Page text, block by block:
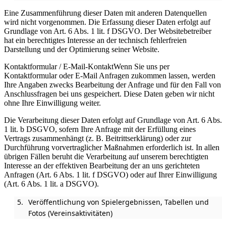
Eine Zusammenführung dieser Daten mit anderen Datenquellen
wird nicht vorgenommen. Die Erfassung dieser Daten erfolgt auf
Grundlage von Art. 6 Abs. 1 lit. f DSGVO. Der Websitebetreiber
hat ein berechtigtes Interesse an der technisch fehlerfreien
Darstellung und der Optimierung seiner Website.
Kontaktformular / E-Mail-KontaktWenn Sie uns per
Kontaktformular oder E-Mail Anfragen zukommen lassen, werden
Ihre Angaben zwecks Bearbeitung der Anfrage und für den Fall von
Anschlussfragen bei uns gespeichert. Diese Daten geben wir nicht
ohne Ihre Einwilligung weiter.
Die Verarbeitung dieser Daten erfolgt auf Grundlage von Art. 6 Abs.
1 lit. b DSGVO, sofern Ihre Anfrage mit der Erfüllung eines
Vertrags zusammenhängt (z. B. Beitrittserklärung) oder zur
Durchführung vorvertraglicher Maßnahmen erforderlich ist. In allen
übrigen Fällen beruht die Verarbeitung auf unserem berechtigten
Interesse an der effektiven Bearbeitung der an uns gerichteten
Anfragen (Art. 6 Abs. 1 lit. f DSGVO) oder auf Ihrer Einwilligung
(Art. 6 Abs. 1 lit. a DSGVO).
Veröffentlichung von Spielergebnissen, Tabellen und
Fotos (Vereinsaktivitäten)